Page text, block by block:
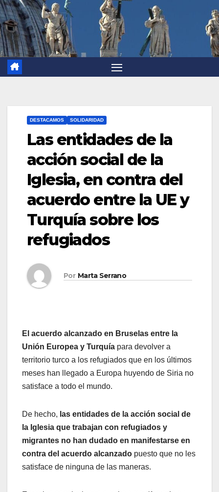
DESTACAMOS SOLIDARIDAD
Las entidades de la
acción social de la
Iglesia, en contra del
acuerdo entre la UE y
Turquía sobre los
refugiados
Por Marta Serrano
El acuerdo alcanzado en Bruselas entre la
Unión Europea y Turquía para devolver a
territorio turco a los refugiados que en los últimos
meses han llegado a Europa huyendo de Siria no
satisface a todo el mundo.
De hecho, las entidades de la acción social de
la Iglesia que trabajan con refugiados y
migrantes no han dudado en manifestarse en
contra del acuerdo alcanzado puesto que no les
satisface de ninguna de las maneras.